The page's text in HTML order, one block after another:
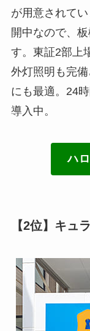
が用意されて
開中なので、
す。東証2部上
外灯照明も完
にも最適。24
導入中。
ハ
【2位】キュ